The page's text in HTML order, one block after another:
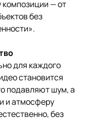
композиции — от
без
для каждого
становится
подавляют шум, а
и атмосферу
без